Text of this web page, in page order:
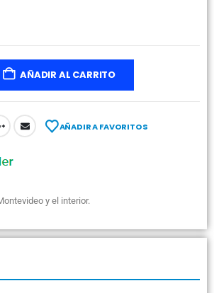
AÑADIR AL CARRITO
AÑADIR A FAVORITOS
y el interior.